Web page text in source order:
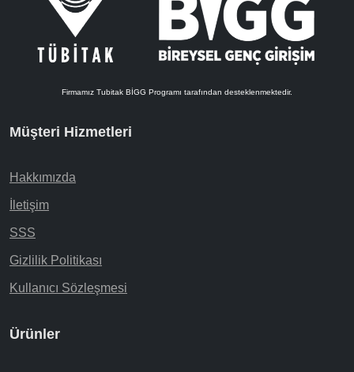
Firmamız Tubitak BİGG Programı tarafından desteklenmektedir.
Müşteri Hizmetleri
Hakkımızda
İletişim
SSS
Gizlilik Politikası
Kullanıcı Sözleşmesi
Ürünler